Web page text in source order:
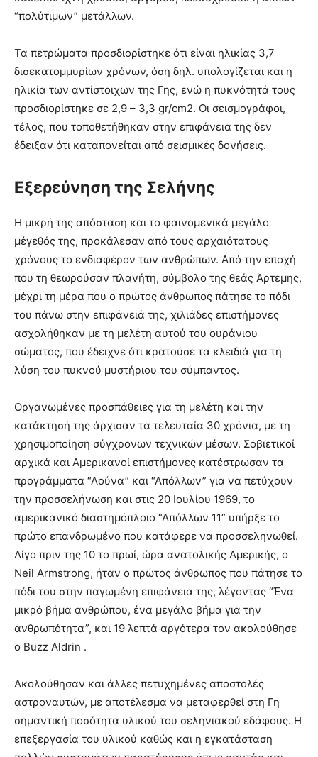
“πολύτιμων” μετάλλων.
Τα πετρώματα προσδιορίστηκε ότι είναι ηλικίας 3,7
δισεκατομμυρίων χρόνων, όση δηλ. υπολογίζεται και η
ηλικία των αντίστοιχων της Γης, ενώ η πυκνότητά τους
προσδιορίστηκε σε 2,9 – 3,3 gr/cm2. Οι σεισμογράφοι,
τέλος, που τοποθετήθηκαν στην επιφάνεια της δεν
έδειξαν ότι καταπονείται από σεισμικές δονήσεις.
Εξερεύνηση της Σελήνης
Η μικρή της απόσταση και το φαινομενικά μεγάλο
μέγεθός της, προκάλεσαν από τους αρχαιότατους
χρόνους το ενδιαφέρον των ανθρώπων. Από την εποχή
που τη θεωρούσαν πλανήτη, σύμβολο της θεάς Άρτεμης,
μέχρι τη μέρα που ο πρώτος άνθρωπος πάτησε το πόδι
του πάνω στην επιφάνειά της, χιλιάδες επιστήμονες
ασχολήθηκαν με τη μελέτη αυτού του ουράνιου
σώματος, που έδειχνε ότι κρατούσε τα κλειδιά για τη
λύση του πυκνού μυστήριου του σύμπαντος.
Οργανωμένες προσπάθειες για τη μελέτη και την
κατάκτησή της άρχισαν τα τελευταία 30 χρόνια, με τη
χρησιμοποίηση σύγχρονων τεχνικών μέσων. Σοβιετικοί
αρχικά και Αμερικανοί επιστήμονες κατέστρωσαν τα
προγράμματα “Λούνα” και “Απόλλων” για να πετύχουν
την προσσελήνωση και στις 20 Ιουλίου 1969, το
αμερικανικό διαστημόπλοιο “Απόλλων 11” υπήρξε το
πρώτο επανδρωμένο που κατάφερε να προσσεληνωθεί.
Λίγο πριν της 10 το πρωί, ώρα ανατολικής Αμερικής, ο
Neil Armstrong, ήταν ο πρώτος άνθρωπος που πάτησε το
πόδι του στην παγωμένη επιφάνεια της, λέγοντας “Ένα
μικρό βήμα ανθρώπου, ένα μεγάλο βήμα για την
ανθρωπότητα”, και 19 λεπτά αργότερα τον ακολούθησε
ο Buzz Aldrin .
Ακολούθησαν και άλλες πετυχημένες αποστολές
αστροναυτών, με αποτέλεσμα να μεταφερθεί στη Γη
σημαντική ποσότητα υλικού του σεληνιακού εδάφους. Η
επεξεργασία του υλικού καθώς και η εγκατάσταση